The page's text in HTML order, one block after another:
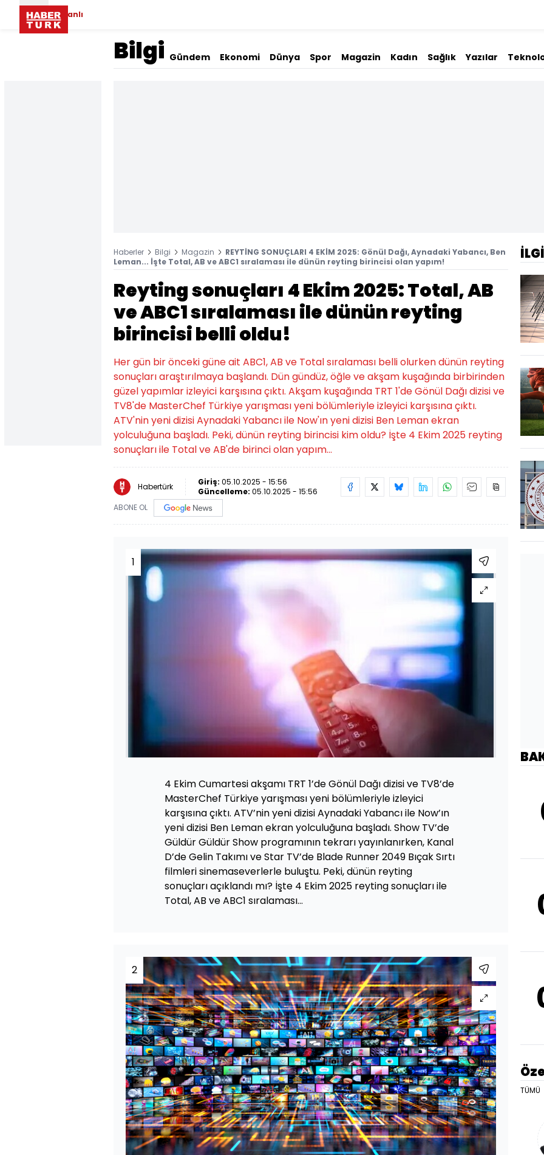
Canlı
Bilgi Gündem Ekonomi Dünya Spor Magazin Kadın Sağlık Yazılar
Haberler Bilgi Magazin
REYTİNG SONUÇLARI 4 EKİM 2025: Gönül Dağı, Aynadaki Yabancı, Ben
Leman... İşte Total, AB ve ABC1 sıralaması ile dünün reyting birincisi olan yapım!
Reyting sonuçları 4 Ekim 2025: Total, AB
ve ABC1 sıralaması ile dünün reyting
birincisi belli oldu!
Her gün bir önceki güne ait ABC1, AB ve Total sıralaması belli olurken dünün reyting
sonuçları araştırılmaya başlandı. Dün gündüz, öğle ve akşam kuşağında birbirinden
güzel yapımlar izleyici karşısına çıktı. Akşam kuşağında TRT 1'de Gönül Dağı dizisi ve
TV8'de MasterChef Türkiye yarışması yeni bölümleriyle izleyici karşısına çıktı.
ATV'nin yeni dizisi Aynadaki Yabancı ile Now'ın yeni dizisi Ben Leman ekran
yolculuğuna başladı. Peki, dünün reyting birincisi kim oldu? İşte 4 Ekim 2025 reyting
sonuçları ile Total ve AB'de birinci olan yapım...
Habertürk Giriş: 05.10.2025 - 15:56
Güncelleme: 05.10.2025 - 15:56
ABONE OL
1
4 Ekim Cumartesi akşamı TRT 1’de Gönül Dağı dizisi ve TV8’de
MasterChef Türkiye yarışması yeni bölümleriyle izleyici
karşısına çıktı. ATV’nin yeni dizisi Aynadaki Yabancı ile Now’ın
yeni dizisi Ben Leman ekran yolculuğuna başladı. Show TV’de
Güldür Güldür Show programının tekrarı yayınlanırken, Kanal
D’de Gelin Takımı ve Star TV’de Blade Runner 2049 Bıçak Sırtı
filmleri sinemaseverlerle buluştu. Peki, dünün reyting
sonuçları açıklandı mı? İşte 4 Ekim 2025 reyting sonuçları ile
Total, AB ve ABC1 sıralaması…
2
TÜMÜ